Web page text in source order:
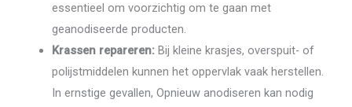
essentieel om voorzichtig om te gaan met
geanodiseerde producten.
Krassen repareren: Bij kleine krasjes, overspuit- of
polijstmiddelen kunnen het oppervlak vaak herstellen.
In ernstige gevallen, Opnieuw anodiseren kan nodig